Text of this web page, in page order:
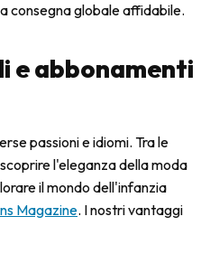
consegna globale affidabile.
e abbonamenti
passioni e idiomi. Tra le
l'eleganza della moda
il mondo dell'infanzia
Magazine. I nostri vantaggi